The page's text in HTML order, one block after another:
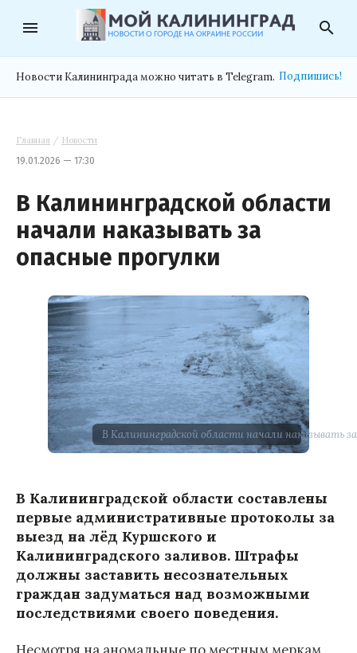
menu search
Новости Калининграда можно читать в Telegram. Подпишись!
Главная / Новости
19.01.2026 — 17:30
В Калининградской области
начали наказывать за
опасные прогулки
В Калининградской области начали наказывать
В Калининградской области составлены
первые административные протоколы за
выезд на лёд Куршского и
Калининградского заливов. Штрафы
должны заставить несознательных
граждан задуматься над возможными
последствиями своего поведения.